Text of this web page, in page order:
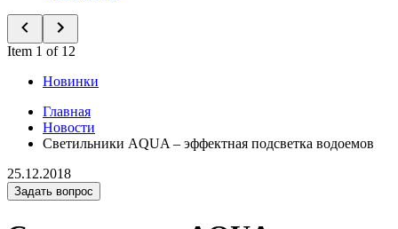
Item 1 of 12
Новинки
Главная
Новости
Светильники AQUA – эффектная подсветка водоемов
25.12.2018
Задать вопрос